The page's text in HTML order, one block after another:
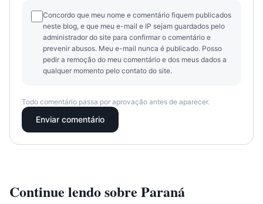
Concordo que meu nome e comentário fiquem publicados
neste blog, e que meu e-mail e IP sejam guardados pelo
administrador do site para confirmar o comentário e
prevenir abusos. Meu e-mail nunca é publicado. Posso
pedir a remoção do meu comentário e dos meus dados a
qualquer momento pelo contato do site.
Todo comentário passa por aprovação antes de aparecer.
Enviar comentário
Continue lendo sobre Paraná